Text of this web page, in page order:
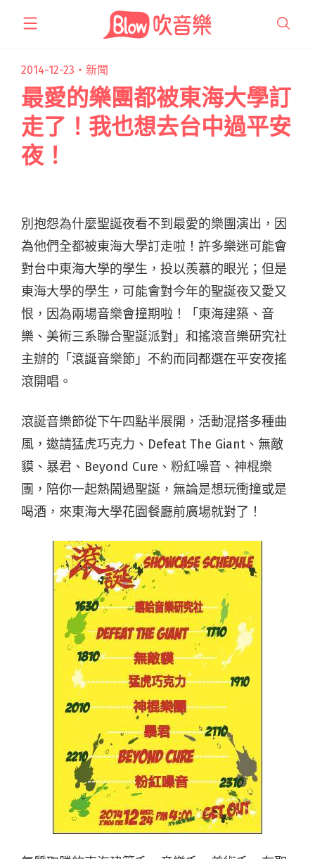
2014-12-23・ 新聞
最愛的樂團都被東海大學訂
走了！我也想去台中過平安
夜！
別抱怨為什麼聖誕夜看不到最愛的樂團演出，因
為他們全都被東海大學訂走啦！許多樂迷可能會
對台中東海大學的學生，投以羨慕的眼光；但是
東海大學的學生，可能會對今年的聖誕夜又愛又
恨，因為兩場音樂會撞期啦！「東海建築、音
樂、美術三系聯合聖誕派對」和搖滾音樂研究社
主辦的「滾誕音樂節」不約而同都選在平安夜搖
滾開唱。
滾誕音樂節從下午四點半展開，活動混搭多種曲
風，邀請猛虎巧克力、Defeat The Giant、無敵
貘、暴君、Beyond Cure、粉紅噪音、神棍樂
團，陪你一起熱鬧過聖誕，無論是想玩衝撞或是
喝酒，來東海大學花園餐廳前廣場就對了！